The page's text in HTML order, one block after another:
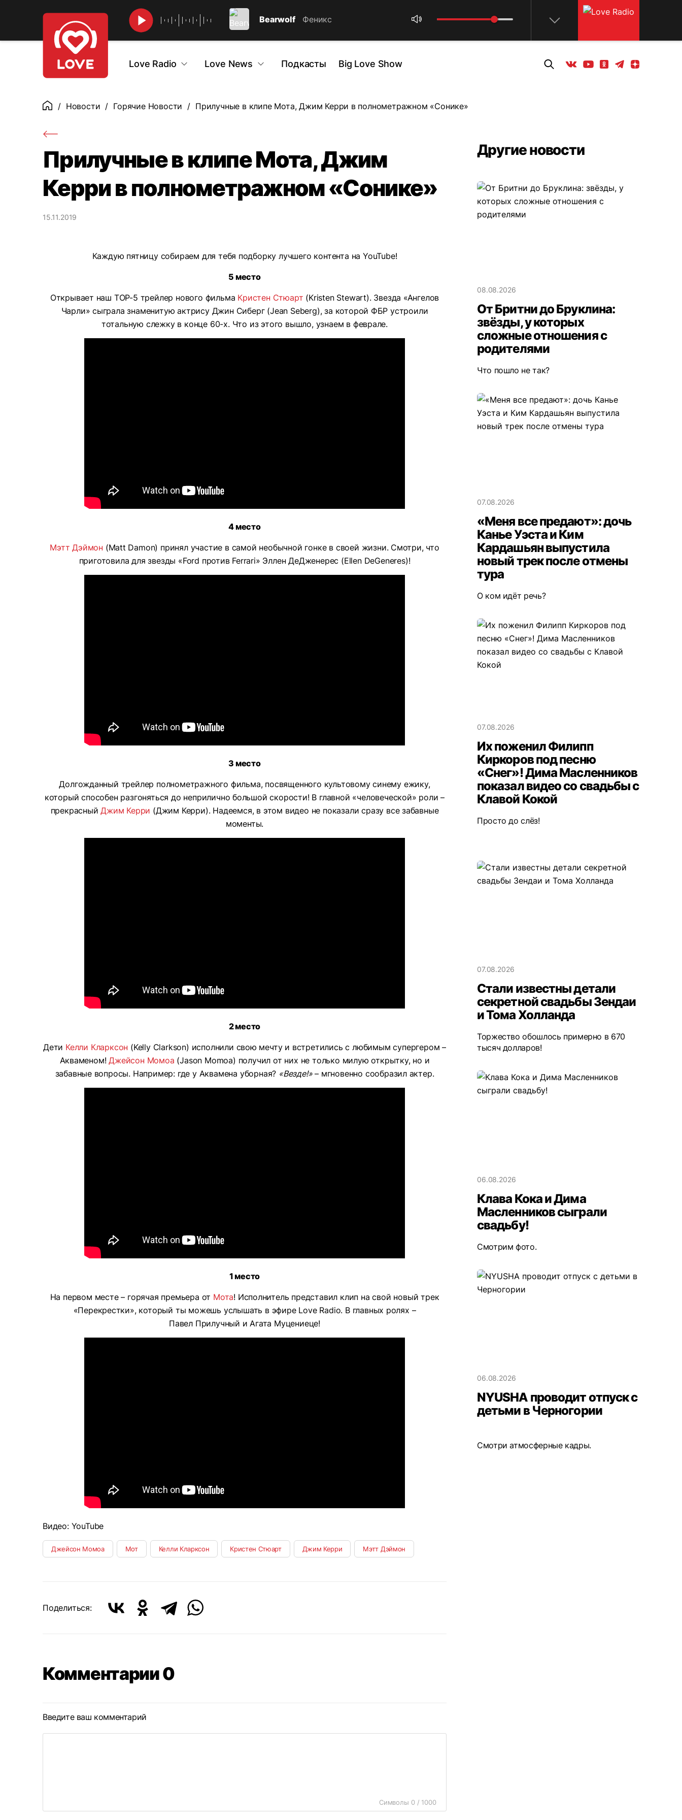
Bearwolf Феникс
Love Radio Love News Подкасты Big Love Show Вконтакте
YoutubeОдноклассники
ТелеграмЯндекс дзен
ГлавнаяНовости Горячие Новости Прилучные в клипе Мота, Джим Керри в полнометражном «Сонике»
Прилучные в клипе Мота, Джим
Керри в полнометражном «Сонике»
15.11.2019
Каждую пятницу собираем для тебя подборку лучшего контента на YouTube!
5 место
Открывает наш TOP-5 трейлер нового фильма Кристен Стюарт (Kristen Stewart). Звезда «Ангелов
Чарли» сыграла знаменитую актрису Джин Сиберг (Jean Seberg), за которой ФБР устроили
тотальную слежку в конце 60-х. Что из этого вышло, узнаем в феврале.
4 место
Мэтт Дэймон (Matt Damon) принял участие в самой необычной гонке в своей жизни. Смотри, что
приготовила для звезды «Ford против Ferrari» Эллен ДеДженерес (Ellen DeGeneres)!
3 место
Долгожданный трейлер полнометражного фильма, посвященного культовому синему ежику,
который способен разгоняться до неприлично большой скорости! В главной «человеческой» роли –
прекрасныйДжим Керри (Джим Керри). Надеемся, в этом видео не показали сразу все забавные
моменты.
2 место
Дети Келли Кларксон (Kelly Clarkson) исполнили свою мечту и встретились с любимым супергером –
Акваменом!Джейсон Момоа (Jason Momoa) получил от них не только милую открытку, но и
забавные вопросы. Например: где у Аквамена уборная? «Везде!»– мгновенно сообразил актер.
1 место
На первом месте – горячая премьера от Мота! Исполнитель представил клип на свой новый трек
«Перекрестки», который ты можешь услышать в эфире Love Radio. В главных ролях –
Павел Прилучный и Агата Муцениеце!
Видео: YouTube
Джейсон Момоа Мот Келли Кларксон Кристен Стюарт Джим Керри Мэтт Дэймон
Поделиться:
Комментарии 0
Введите ваш комментарий
Символы 0 / 1000
Другие новости
08.08.2026
От Бритни до Бруклина:
звёзды, у которых
сложные отношения с
родителями
Что пошло не так?
07.08.2026
«Меня все предают»: дочь
Канье Уэста и Ким
Кардашьян выпустила
новый трек после отмены
тура
О ком идёт речь?
07.08.2026
Их поженил Филипп
Киркоров под песню
«Снег»! Дима Масленников
показал видео со свадьбы с
Клавой Кокой
Просто до слёз!
07.08.2026
Стали известны детали
секретной свадьбы Зендаи
и Тома Холланда
Торжество обошлось примерно в 670
тысяч долларов!
06.08.2026
Клава Кока и Дима
Масленников сыграли
свадьбу!
Смотрим фото.
06.08.2026
NYUSHA проводит отпуск с
детьми в Черногории
Смотри атмосферные кадры.